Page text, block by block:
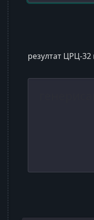
резултат ЦРЦ-32